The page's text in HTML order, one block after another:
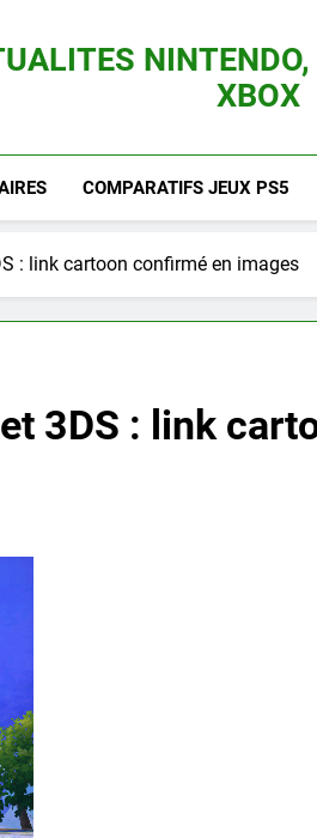
XBOX
COMPARATIFS JEUX PS5
: link cartoon confirmé en images
3DS : link